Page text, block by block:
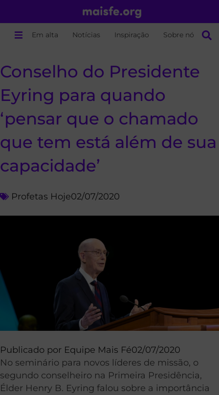
Em alta Notícias Inspiração Sobre nós
Conselho do Presidente
Eyring para quando
‘pensar que o chamado
que tem está além de sua
capacidade’
Profetas Hoje02/07/2020
Publicado por Equipe Mais Fé02/07/2020
No seminário para novos líderes de missão, o
segundo conselheiro na Primeira Presidência,
Élder Henry B. Eyring falou sobre a importância